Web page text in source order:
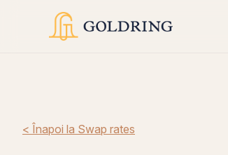
< Înapoi la Swap rates